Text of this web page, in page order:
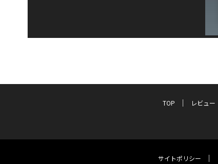
TOP レビュー
サイトポリシー